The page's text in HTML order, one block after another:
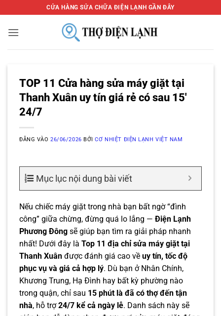
qua
nội
CỬA HÀNG SỬA CHỮA ĐIỆN LẠNH GẦN ĐÂY
TOP 11 Cửa hàng sửa máy giặt tại
Thanh Xuân uy tín giá rẻ có sau 15′
24/7
ĐĂNG VÀO26/06/2026 BỞICƠ NHIỆT ĐIỆN LẠNH VIỆT NAM
Mục lục nội dung bài viết
Nếu chiếc máy giặt trong nhà bạn bất ngờ “đình
công” giữa chừng, đừng quá lo lắng — Điện Lạnh
Phương Đông sẽ giúp bạn tìm ra giải pháp nhanh
nhất! Dưới đây là Top 11 địa chỉ sửa máy giặt tại
Thanh Xuân được đánh giá cao về uy tín, tốc độ
phục vụ và giá cả hợp lý. Dù bạn ở Nhân Chính,
Khương Trung, Hạ Đình hay bất kỳ phường nào
trong quận, chỉ sau 15 phút là đã có thợ đến tận
nhà, hỗ trợ24/7 kể cả ngày lễ. Danh sách này sẽ